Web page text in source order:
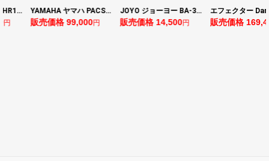
YAMAHA ヤマハ PACS+12 ASP Pacifica Standard Plus パシフィカスタンダードプラス エレキギター
99,000円
JOYO ジョーヨー BA-30 VIBE CUBE BLK 30W 小型ベースアンプ Bluetooth+OTGオーディオI/F搭載
販売価格 14,500円
エフェクター Darkglass Electronics Anagram ベースエフェクター プリアンプ ダークグラス アナグラム
販売価格 169,400円 販売